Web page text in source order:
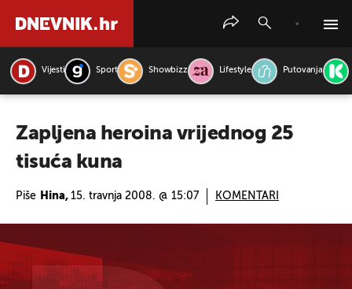
Vijesti Sport Showbizz Lifestyle Putovanja
Zapljena heroina vrijednog 25
tisuća kuna
Piše Hina, 15. travnja 2008. @ 15:07 KOMENTARI
PRETRAŽITE VIJESTI